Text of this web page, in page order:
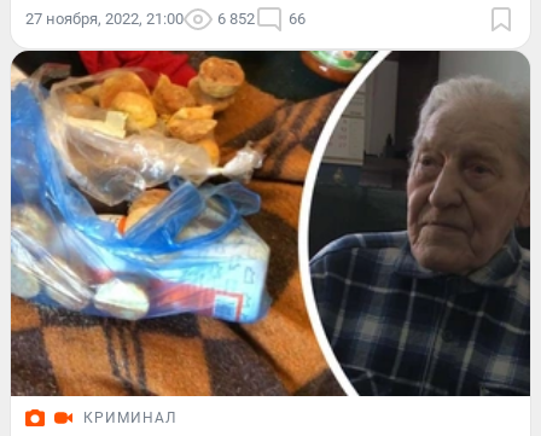
27 ноября, 2022, 21:00 6 852 66
КРИМИНАЛ